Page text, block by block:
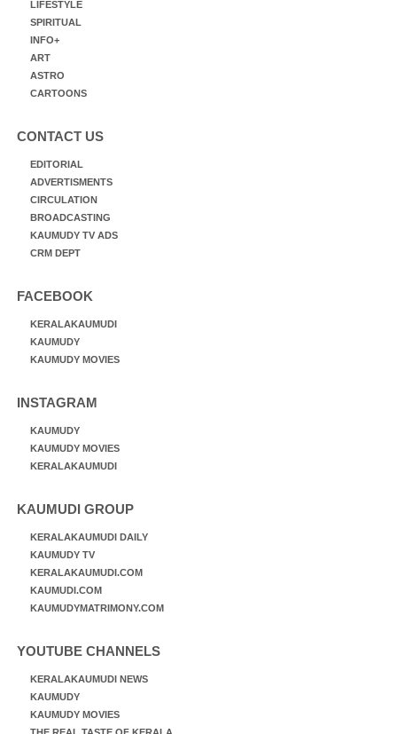
LIFESTYLE
SPIRITUAL
INFO+
ART
ASTRO
CARTOONS
CONTACT US
EDITORIAL
ADVERTISMENTS
CIRCULATION
BROADCASTING
KAUMUDY TV ADS
CRM DEPT
FACEBOOK
KERALAKAUMUDI
KAUMUDY
KAUMUDY MOVIES
INSTAGRAM
KAUMUDY
KAUMUDY MOVIES
KERALAKAUMUDI
KAUMUDI GROUP
KERALAKAUMUDI DAILY
KAUMUDY TV
KERALAKAUMUDI.COM
KAUMUDI.COM
KAUMUDYMATRIMONY.COM
YOUTUBE CHANNELS
KERALAKAUMUDI NEWS
KAUMUDY
KAUMUDY MOVIES